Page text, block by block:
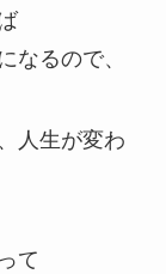
なるので、
人生が変わ
て